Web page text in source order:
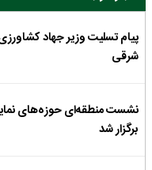
پیام تسلیت وزیر جهاد
شرقی
نشست منطقه‌ای حوزه‌های
برگزار شد